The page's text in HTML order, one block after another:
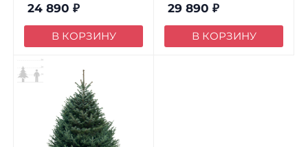
24 890 ₽
В КОРЗИНУ
29 890 ₽
В КОРЗИНУ